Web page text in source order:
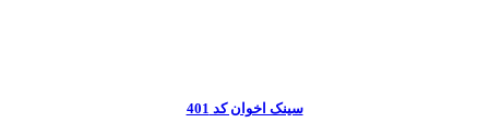
سینک اخوان کد 401